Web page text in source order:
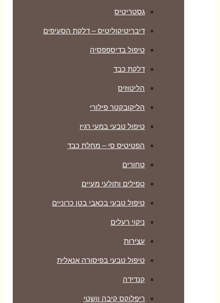
גסטריטיס
דיבריטיקוליטיס – דלקת הסעיפים
טיפול בדיספפסיה
דלקת כבד
הליטוזיס
הליקובקטר פילורי
טיפול טבעי במעי רגיז
הפטיטיס סי – מחלת כבד
טחורים
טפילים ותולעי מעיים
טיפול טבעי בכאבי בטן כרוניים
ניקוי רעלים
עצירות
טיפול טבעי בפיסורה אנאלית
קנדידה
ריפלוקס קיבה וושטי